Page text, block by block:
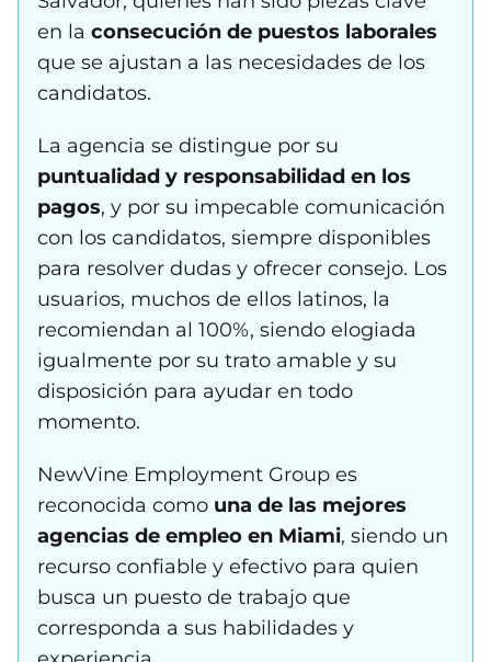
en la consecución de puestos laborales
que se ajustan a las necesidades de los
candidatos.
La agencia se distingue por su
puntualidad y responsabilidad en los
pagos, y por su impecable comunicación
con los candidatos, siempre disponibles
para resolver dudas y ofrecer consejo. Los
usuarios, muchos de ellos latinos, la
recomiendan al 100%, siendo elogiada
igualmente por su trato amable y su
disposición para ayudar en todo
momento.
NewVine Employment Group es
reconocida como una de las mejores
agencias de empleo en Miami, siendo un
recurso confiable y efectivo para quien
busca un puesto de trabajo que
corresponda a sus habilidades y